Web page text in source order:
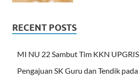
RECENT POSTS
MI NU 22 Sambut Tim KKN UPGRIS
Pengajuan SK Guru dan Tendik